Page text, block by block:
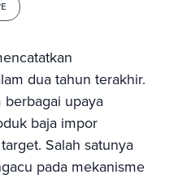
dua tahun terakhir.
upaya
baja impor
Salah satunya
pada mekanisme